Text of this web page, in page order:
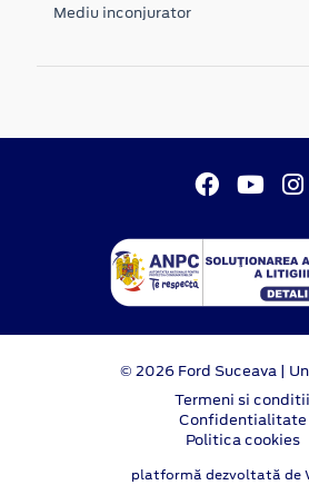
Mediu inconjurator
© 2026 Ford Suceava |
Termeni si conditii
Confidentialitate
Politica cookies
platformă dezvoltată de